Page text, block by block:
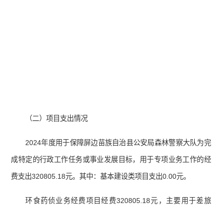
（二）项目支出情况
2024年度用于保障屏边苗族自治县公安局森林警察大队为完
成特定的行政工作任务或事业发展目标，用于专项业务工作的经
费支出320805.18元。其中：基本建设类项目支出0.00元。
环食药侦业务经费项目经费320805.18元，主要用于差旅